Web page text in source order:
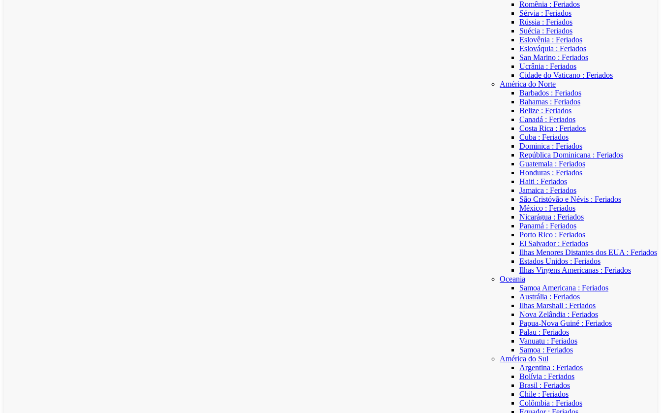
Romênia : Feriados
Sérvia : Feriados
Rússia : Feriados
Suécia : Feriados
Eslovênia : Feriados
Eslováquia : Feriados
San Marino : Feriados
Ucrânia : Feriados
Cidade do Vaticano : Feriados
América do Norte
Barbados : Feriados
Bahamas : Feriados
Belize : Feriados
Canadá : Feriados
Costa Rica : Feriados
Cuba : Feriados
Dominica : Feriados
República Dominicana : Feriados
Guatemala : Feriados
Honduras : Feriados
Haiti : Feriados
Jamaica : Feriados
São Cristóvão e Névis : Feriados
México : Feriados
Nicarágua : Feriados
Panamá : Feriados
Porto Rico : Feriados
El Salvador : Feriados
Ilhas Menores Distantes dos EUA : Feriados
Estados Unidos : Feriados
Ilhas Virgens Americanas : Feriados
Oceania
Samoa Americana : Feriados
Austrália : Feriados
Ilhas Marshall : Feriados
Nova Zelândia : Feriados
Papua-Nova Guiné : Feriados
Palau : Feriados
Vanuatu : Feriados
Samoa : Feriados
América do Sul
Argentina : Feriados
Bolívia : Feriados
Brasil : Feriados
Chile : Feriados
Colômbia : Feriados